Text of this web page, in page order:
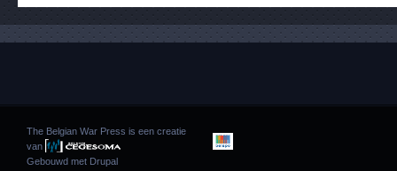
The Belgian War Press is een creatie
van
Gebouwd met Drupal